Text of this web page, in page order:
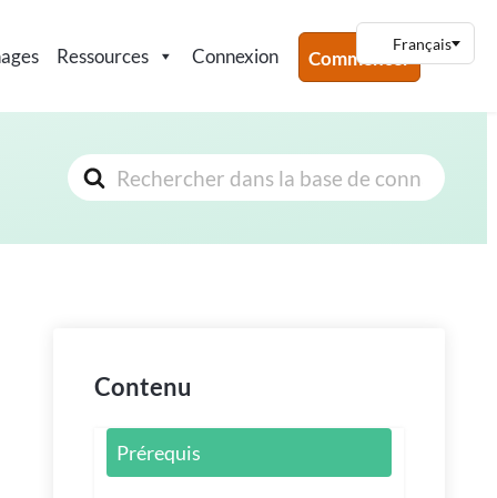
Ressources Connexion Commencer
Rechercher
Contenu
Prérequis